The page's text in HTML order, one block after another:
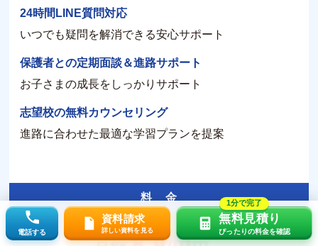
24時間LINE質問対応
いつでも疑問を解消できる安心サポート
保護者との定期面談＆進路サポート
お子さまの成長をしっかりサポート
志望校の無料カウンセリング
進路に合わせた最適な学習プランを提案
料 金
電話する
資料請求
詳しい資料を見る
1分で完了
無料見積り
ぴったりの料金を確認